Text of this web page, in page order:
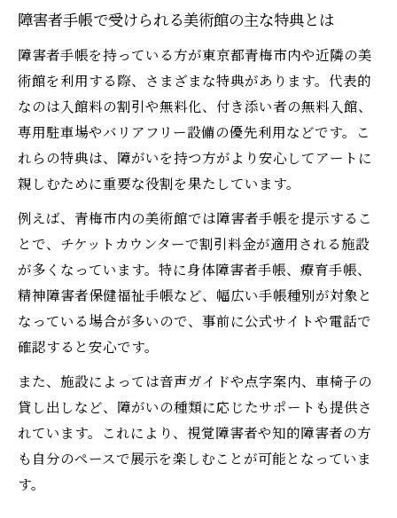
障害者手帳で受けられる美術館の主な特典とは
障害者手帳を持っている方が東京都青梅市内や近隣の美
術館を利用する際、さまざまな特典があります。代表的
なのは入館料の割引や無料化、付き添い者の無料入館、
専用駐車場やバリアフリー設備の優先利用などです。こ
れらの特典は、障がいを持つ方がより安心してアートに
親しむために重要な役割を果たしています。
例えば、青梅市内の美術館では障害者手帳を提示するこ
とで、チケットカウンターで割引料金が適用される施設
が多くなっています。特に身体障害者手帳、療育手帳、
精神障害者保健福祉手帳など、幅広い手帳種別が対象と
なっている場合が多いので、事前に公式サイトや電話で
確認すると安心です。
また、施設によっては音声ガイドや点字案内、車椅子の
貸し出しなど、障がいの種類に応じたサポートも提供さ
れています。これにより、視覚障害者や知的障害者の方
も自分のペースで展示を楽しむことが可能となっていま
す。